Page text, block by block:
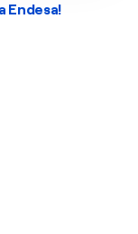
Endesa!